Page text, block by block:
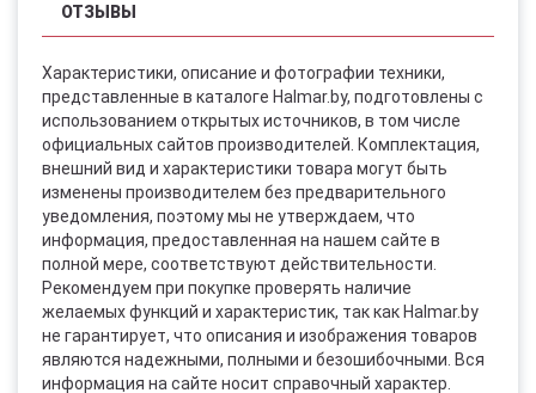
ОТЗЫВЫ
Характеристики, описание и фотографии техники,
представленные в каталоге Halmar.by, подготовлены с
использованием открытых источников, в том числе
официальных сайтов производителей. Комплектация,
внешний вид и характеристики товара могут быть
изменены производителем без предварительного
уведомления, поэтому мы не утверждаем, что
информация, предоставленная на нашем сайте в
полной мере, соответствуют действительности.
Рекомендуем при покупке проверять наличие
желаемых функций и характеристик, так как Halmar.by
не гарантирует, что описания и изображения товаров
являются надежными, полными и безошибочными. Вся
информация на сайте носит справочный характер.